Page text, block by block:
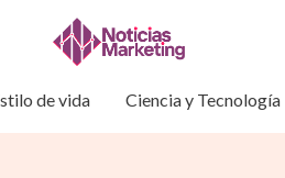
de vida Ciencia y Tecnología